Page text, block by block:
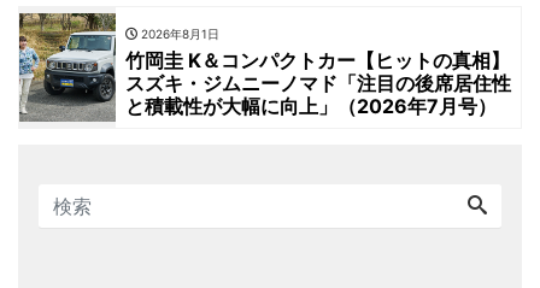
2026年8月1日
竹岡圭 K＆コンパクトカー【ヒットの真相】
スズキ・ジムニーノマド「注目の後席居住性
と積載性が大幅に向上」（2026年7月号）